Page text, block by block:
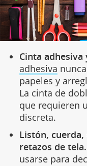
Cinta
adhesiva
papeles y
La cinta de
que requieren
discreta.
Listón,
retazos de tela.
usarse para